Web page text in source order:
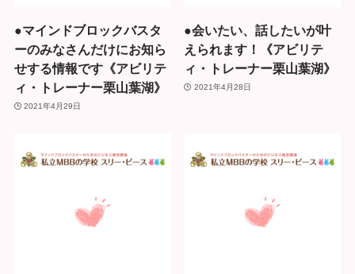
●マインドブロックバスタ
ーのみなさんだけにお知ら
せする情報です《アビリテ
ィ・トレーナー栗山葉湖》
2021年4月29日
●会いたい、話したいが叶
えられます！《アビリテ
ィ・トレーナー栗山葉湖》
2021年4月28日